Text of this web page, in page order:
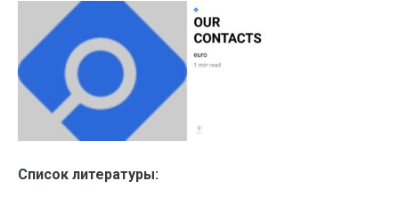
Список литературы: